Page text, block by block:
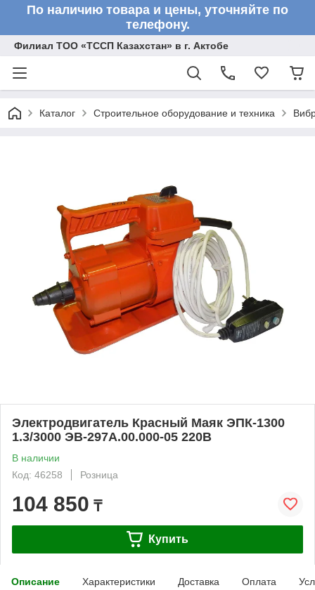
По наличию товара и цены, уточняйте по
телефону.
Филиал ТОО «ТССП Казахстан» в г. Актобе
Каталог Строительное оборудование и техника
Электродвигатель Красный Маяк ЭПК-1300
1.3/3000 ЭВ-297А.00.000-05 220В
В наличии
Код: 46258
Розница
104 850 ₸
Купить
Описание Характеристики Доставка Оплата